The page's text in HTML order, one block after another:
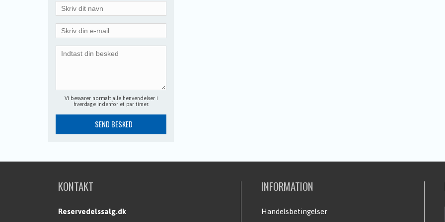
Vi besvarer normalt alle henvendelser i
hverdage indenfor et par timer.
KONTAKT
Reservedelssalg.dk
INFORMATION
Handelsbetingelser